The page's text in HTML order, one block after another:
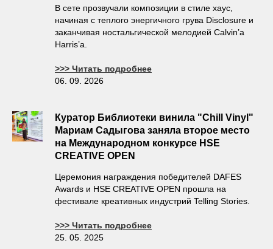
В сете прозвучали композиции в стиле хаус,
начиная с теплого энергичного грува Disclosure и
заканчивая ностальгической мелодией Calvin’a
Harris’a.
>>> Читать подробнее
06. 09. 2026
Куратор Библиотеки винила "Chill Vinyl"
Мариам Садыгова заняла второе место
на Международном конкурсе HSE
CREATIVE OPEN
Церемония награждения победителей DAFES
Awards и HSE CREATIVE OPEN прошла на
фестивале креативных индустрий Telling Stories.
>>> Читать подробнее
25. 05. 2025